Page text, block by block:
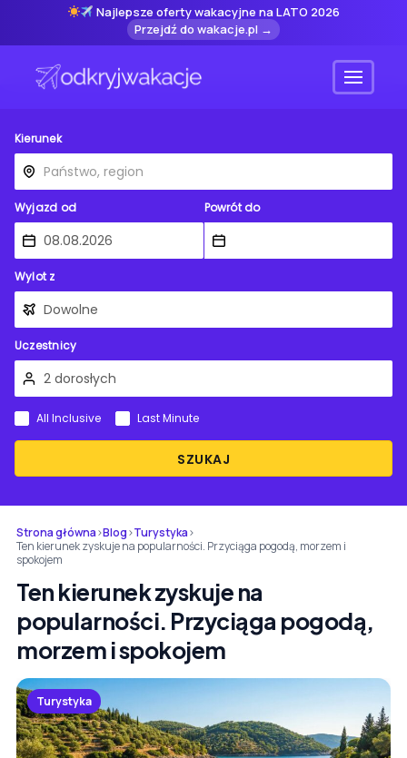
Najlepsze oferty wakacyjne na LATO 2026
Przejdź do wakacje.pl →
Menu
Kierunek
Wyjazd od Powrót do
Wylot z
Uczestnicy
SZUKAJ
All Inclusive Last Minute
Strona główna›Blog›Turystyka›
Ten kierunek zyskuje na popularności. Przyciąga pogodą, morzem i
spokojem
Ten kierunek zyskuje na
popularności. Przyciąga pogodą,
morzem i spokojem
Turystyka